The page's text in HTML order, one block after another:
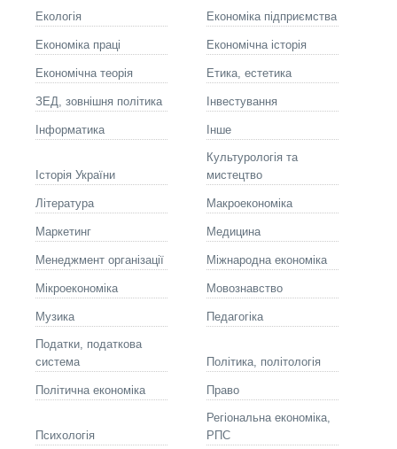
Екологія Економіка підприємства
Економіка праці Економічна історія
Економічна теорія Етика, естетика
ЗЕД, зовнішня політика Інвестування
Інформатика Інше
Історія України
Культурологія та
мистецтво
Літературa Макроекономіка
Маркетинг Медицина
Менеджмент організації Міжнародна економіка
Мікроекономіка Мовознавство
Музика Педагогіка
Податки, податкова
система
Політика, політологія
Політична економіка Право
Психологія
Регіональна економіка,
РПС